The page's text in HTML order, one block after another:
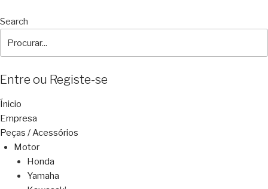
Search
Entre ou Registe-se
Ínicio
Empresa
Peças / Acessórios
Motor
Honda
Yamaha